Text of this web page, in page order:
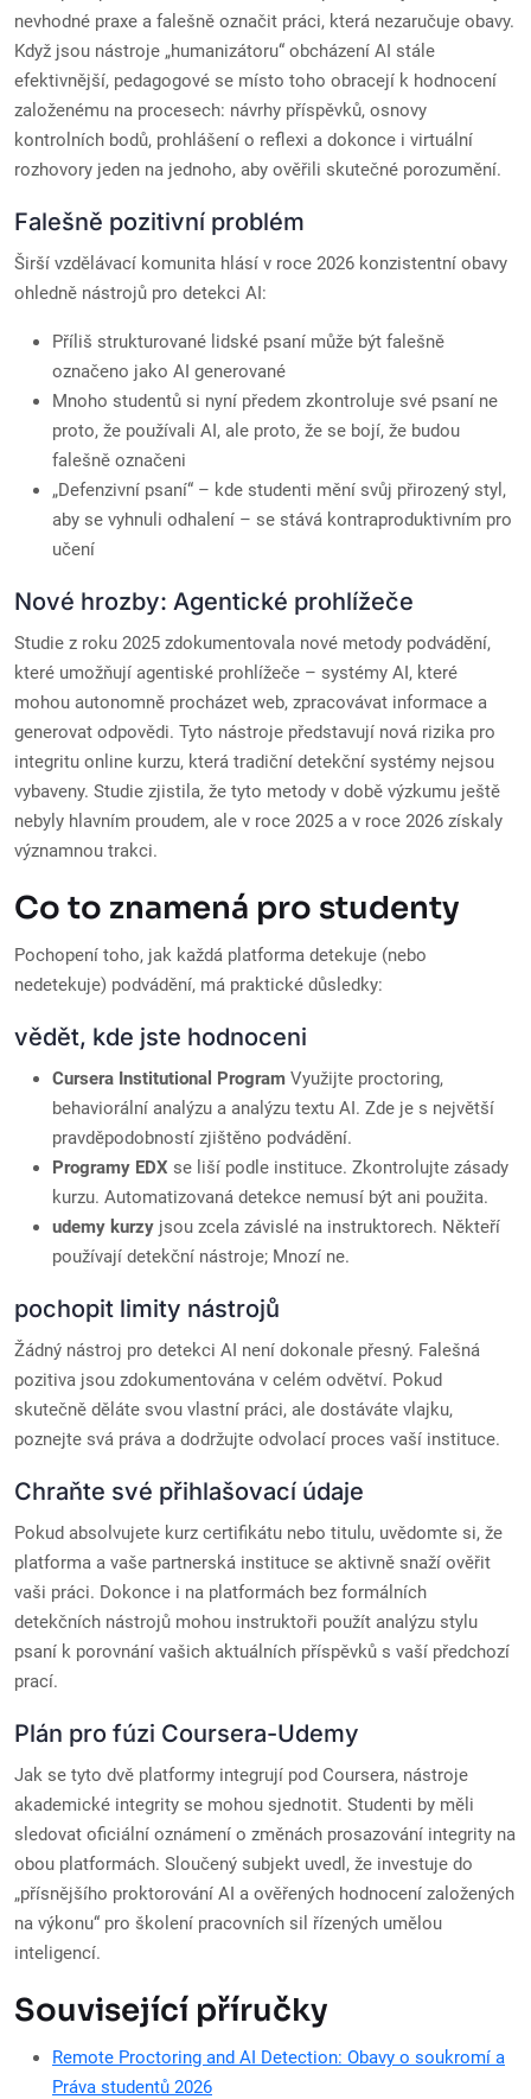
nevhodné praxe a falešně označit práci, která nezaručuje obavy.
Když jsou nástroje „humanizátoru“ obcházení AI stále
efektivnější, pedagogové se místo toho obracejí k hodnocení
založenému na procesech: návrhy příspěvků, osnovy
kontrolních bodů, prohlášení o reflexi a dokonce i virtuální
rozhovory jeden na jednoho, aby ověřili skutečné porozumění.
Falešně pozitivní problém
Širší vzdělávací komunita hlásí v roce 2026 konzistentní obavy
ohledně nástrojů pro detekci AI:
Příliš strukturované lidské psaní může být falešně
označeno jako AI generované
Mnoho studentů si nyní předem zkontroluje své psaní ne
proto, že používali AI, ale proto, že se bojí, že budou
falešně označeni
„Defenzivní psaní“ – kde studenti mění svůj přirozený styl,
aby se vyhnuli odhalení – se stává kontraproduktivním pro
učení
Nové hrozby: Agentické prohlížeče
Studie z roku 2025 zdokumentovala nové metody podvádění,
které umožňují agentiské prohlížeče – systémy AI, které
mohou autonomně procházet web, zpracovávat informace a
generovat odpovědi. Tyto nástroje představují nová rizika pro
integritu online kurzu, která tradiční detekční systémy nejsou
vybaveny. Studie zjistila, že tyto metody v době výzkumu ještě
nebyly hlavním proudem, ale v roce 2025 a v roce 2026 získaly
významnou trakci.
Co to znamená pro studenty
Pochopení toho, jak každá platforma detekuje (nebo
nedetekuje) podvádění, má praktické důsledky:
vědět, kde jste hodnoceni
Cursera Institutional Program Využijte proctoring,
behaviorální analýzu a analýzu textu AI. Zde je s největší
pravděpodobností zjištěno podvádění.
Programy EDX se liší podle instituce. Zkontrolujte zásady
kurzu. Automatizovaná detekce nemusí být ani použita.
udemy kurzy jsou zcela závislé na instruktorech. Někteří
používají detekční nástroje; Mnozí ne.
pochopit limity nástrojů
Žádný nástroj pro detekci AI není dokonale přesný. Falešná
pozitiva jsou zdokumentována v celém odvětví. Pokud
skutečně děláte svou vlastní práci, ale dostáváte vlajku,
poznejte svá práva a dodržujte odvolací proces vaší instituce.
Chraňte své přihlašovací údaje
Pokud absolvujete kurz certifikátu nebo titulu, uvědomte si, že
platforma a vaše partnerská instituce se aktivně snaží ověřit
vaši práci. Dokonce i na platformách bez formálních
detekčních nástrojů mohou instruktoři použít analýzu stylu
psaní k porovnání vašich aktuálních příspěvků s vaší předchozí
prací.
Plán pro fúzi Coursera-Udemy
Jak se tyto dvě platformy integrují pod Coursera, nástroje
akademické integrity se mohou sjednotit. Studenti by měli
sledovat oficiální oznámení o změnách prosazování integrity na
obou platformách. Sloučený subjekt uvedl, že investuje do
„přísnějšího proktorování AI a ověřených hodnocení založených
na výkonu“ pro školení pracovních sil řízených umělou
inteligencí.
Související příručky
Remote Proctoring and AI Detection: Obavy o soukromí a
Práva studentů 2026